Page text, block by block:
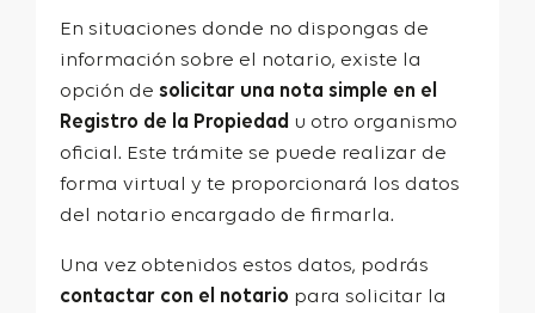
En situaciones donde no dispongas de
información sobre el notario, existe la
opción de solicitar una nota simple en el
Registro de la Propiedad u otro organismo
oficial. Este trámite se puede realizar de
forma virtual y te proporcionará los datos
del notario encargado de firmarla.
Una vez obtenidos estos datos, podrás
contactar con el notario para solicitar la